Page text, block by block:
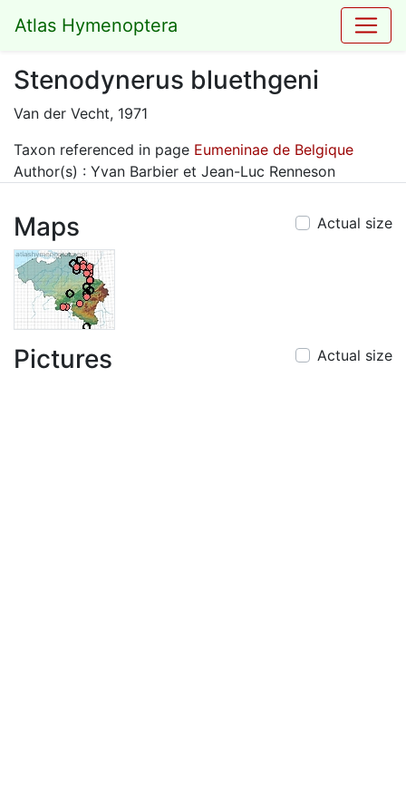
Atlas Hymenoptera
Stenodynerus bluethgeni
Van der Vecht, 1971
Taxon referenced in page Eumeninae de Belgique
Author(s) : Yvan Barbier et Jean-Luc Renneson
Maps Actual size
Pictures Actual size